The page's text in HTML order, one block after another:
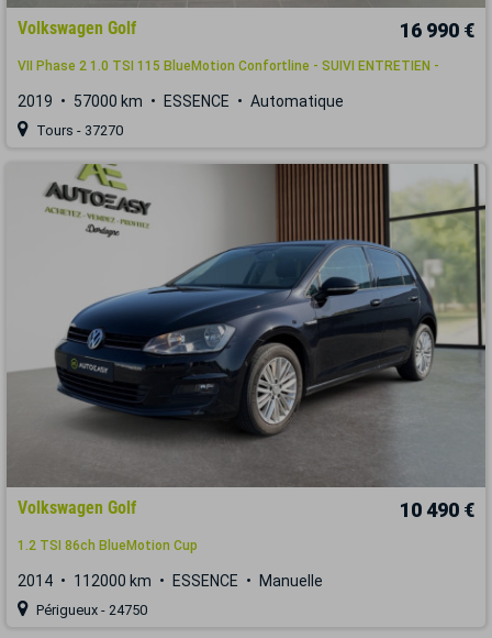
Volkswagen Golf 16 990 €
VII Phase 2 1.0 TSI 115 BlueMotion Confortline - SUIVI ENTRETIEN -
2019 57000 km ESSENCE Automatique
Tours - 37270
Volkswagen Golf 10 490 €
1.2 TSI 86ch BlueMotion Cup
2014 112000 km ESSENCE Manuelle
Périgueux - 24750